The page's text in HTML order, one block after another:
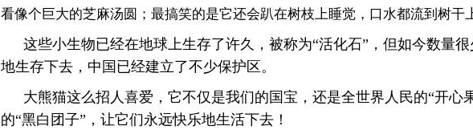
看像个巨大的芝麻汤圆；最搞笑的是它还会趴在树枝上睡觉，口水都流到树干
这些小生物已经在地球上生存了许久，被称为“活化石”，但如今数量很
地生存下去，中国 已经建立了不少保护区。
大熊猫这么招人喜爱，它不仅是我们的国宝，还是全世界人民的“开心
的“黑白团子”，让它们永远快乐地生活下去！